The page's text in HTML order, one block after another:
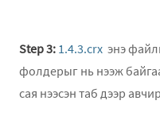
Step 3: 1.4.3.crx энэ
фолдерыг нь нээж
сая нээсэн таб дээр